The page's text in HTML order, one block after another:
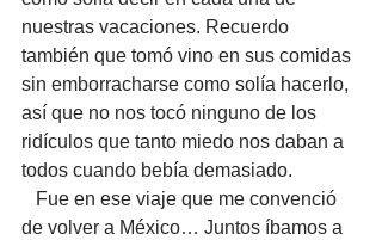
nuestras vacaciones. Recuerdo
también que tomó vino en sus comidas
sin emborracharse como solía hacerlo,
así que no nos tocó ninguno de los
ridículos que tanto miedo nos daban a
todos cuando bebía demasiado.
de volver a México… Juntos íbamos a